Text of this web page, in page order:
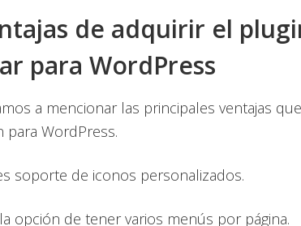
de adquirir el
para WordPress
a mencionar las principales ventajas
para WordPress.
soporte de iconos personalizados.
opción de tener varios menús por página.